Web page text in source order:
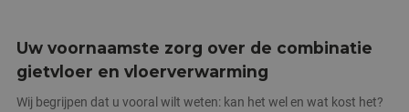
Uw voornaamste zorg over de combinatie
gietvloer en vloerverwarming
Wij begrijpen dat u vooral wilt weten: kan het wel en wat kost het?